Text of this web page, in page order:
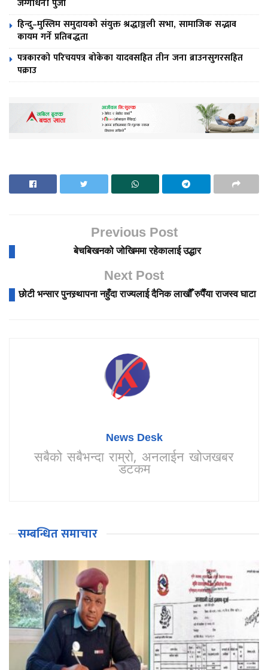
जग्गाधनी पुर्जा
हिन्दु–मुस्लिम समुदायको संयुक्त श्रद्धाञ्जली सभा, सामाजिक सद्भाव
कायम गर्ने प्रतिबद्धता
पत्रकारको परिचयपत्र बोकेका यादवसहित तीन जना ब्राउनसुगरसहित
पक्राउ
Previous Post
बेचबिखनको जोखिममा रहेकालाई उद्धार
Next Post
छोटी भन्सार पुनस्र्थापना नहुँदा राज्यलाई दैनिक लाखौँ रुपैँया राजस्व घाटा
News Desk
सबैको सबैभन्दा राम्रो, अनलाईन खोजखबर
डटकम
सम्बन्धित समाचार